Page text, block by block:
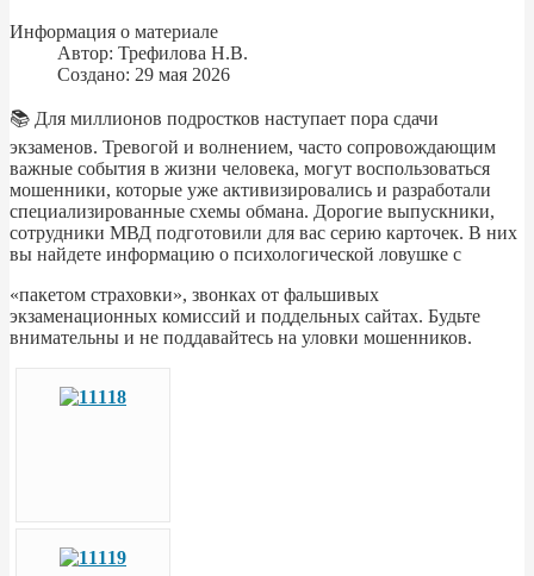
Информация о материале
Автор: Трефилова Н.В.
Создано: 29 мая 2026
📚 Для миллионов подростков наступает пора сдачи
экзаменов. Тревогой и волнением, часто сопровождающим
важные события в жизни человека, могут воспользоваться
мошенники, которые уже активизировались и разработали
специализированные схемы обмана. Дорогие выпускники,
сотрудники МВД подготовили для вас серию карточек. В них
вы найдете информацию о психологической ловушке с
«пакетом страховки», звонках от фальшивых
экзаменационных комиссий и поддельных сайтах. Будьте
внимательны и не поддавайтесь на уловки мошенников.